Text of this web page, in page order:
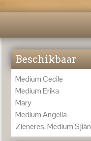
Beschikbaar
Medium Cecile
Medium Erika
Mary
Medium Angelia
Zieneres, Medium Sjiàn